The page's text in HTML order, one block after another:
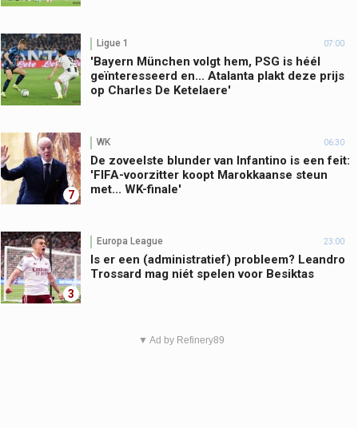
Ligue 1 07:00
'Bayern München volgt hem, PSG is héél
geïnteresseerd en... Atalanta plakt deze prijs
op Charles De Ketelaere'
7
WK 06:30
De zoveelste blunder van Infantino is een feit:
'FIFA-voorzitter koopt Marokkaanse steun
met... WK-finale'
3
Europa League 23:00
Is er een (administratief) probleem? Leandro
Trossard mag niét spelen voor Besiktas
▼ Ad by Refinery89